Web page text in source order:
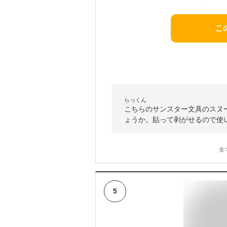
こ
らっくん
こちらのサンスター文具のス
ょうか。貼って剥がせるので
全
5